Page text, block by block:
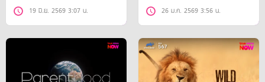
19 มิ.ย. 2569 3:07 น. 26 ม.ค. 2569 3:56 น.